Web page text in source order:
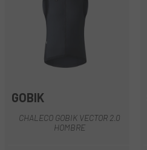
GOBIK
CHALECO GOBIK VECTOR 2.0
HOMBRE